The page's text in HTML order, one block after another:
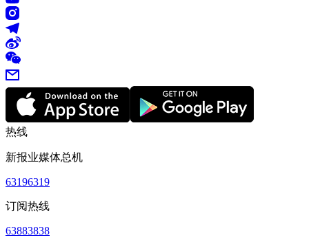
热线
新报业媒体总机
63196319
订阅热线
63883838